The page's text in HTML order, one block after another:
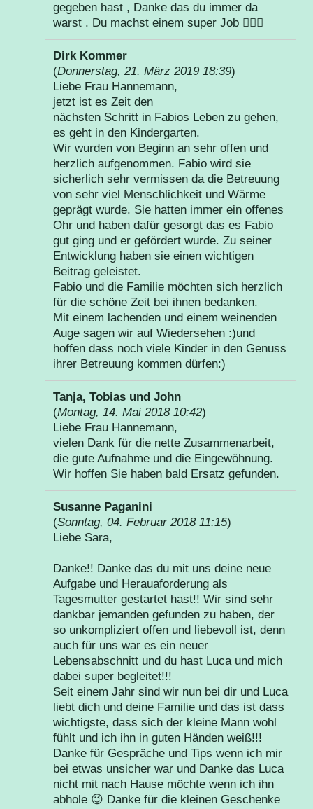
gegeben hast , Danke das du immer da
warst . Du machst einem super Job 👌🏻😊
Dirk Kommer
(Donnerstag, 21. März 2019 18:39)
Liebe Frau Hannemann,
jetzt ist es Zeit den
nächsten Schritt in Fabios Leben zu gehen,
es geht in den Kindergarten.
Wir wurden von Beginn an sehr offen und
herzlich aufgenommen. Fabio wird sie
sicherlich sehr vermissen da die Betreuung
von sehr viel Menschlichkeit und Wärme
geprägt wurde. Sie hatten immer ein offenes
Ohr und haben dafür gesorgt das es Fabio
gut ging und er gefördert wurde. Zu seiner
Entwicklung haben sie einen wichtigen
Beitrag geleistet.
Fabio und die Familie möchten sich herzlich
für die schöne Zeit bei ihnen bedanken.
Mit einem lachenden und einem weinenden
Auge sagen wir auf Wiedersehen :)und
hoffen dass noch viele Kinder in den Genuss
ihrer Betreuung kommen dürfen:)
Tanja, Tobias und John
(Montag, 14. Mai 2018 10:42)
Liebe Frau Hannemann,
vielen Dank für die nette Zusammenarbeit,
die gute Aufnahme und die Eingewöhnung.
Wir hoffen Sie haben bald Ersatz gefunden.
Susanne Paganini
(Sonntag, 04. Februar 2018 11:15)
Liebe Sara,
Danke!! Danke das du mit uns deine neue
Aufgabe und Herauaforderung als
Tagesmutter gestartet hast!! Wir sind sehr
dankbar jemanden gefunden zu haben, der
so unkompliziert offen und liebevoll ist, denn
auch für uns war es ein neuer
Lebensabschnitt und du hast Luca und mich
dabei super begleitet!!!
Seit einem Jahr sind wir nun bei dir und Luca
liebt dich und deine Familie und das ist dass
wichtigste, dass sich der kleine Mann wohl
fühlt und ich ihn in guten Händen weiß!!!
Danke für Gespräche und Tips wenn ich mir
bei etwas unsicher war und Danke das Luca
nicht mit nach Hause möchte wenn ich ihn
abhole 😉 Danke für die kleinen Geschenke